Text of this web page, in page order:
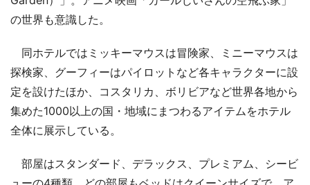
の世界も意識した。
同ホテルではミッキーマウスは冒険家、ミニーマウスは
探検家、グーフィーはパイロットなど各キャラクターに設
定を設けたほか、コスタリカ、ボリビアなど世界各地から
集めた1000以上の国・地域にまつわるアイテムをホテル
全体に展示している。
部屋はスタンダード、デラックス、プレミアム、シービ